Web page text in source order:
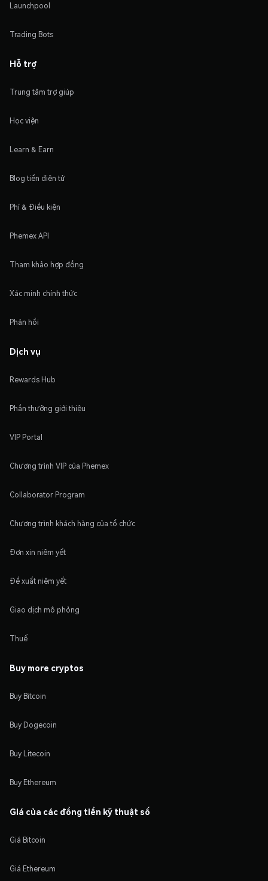
Launchpool
Trading Bots
Hỗ trợ
Trung tâm trợ giúp
Học viện
Learn & Earn
Blog tiền điện tử
Phí & Điều kiện
Phemex API
Tham khảo hợp đồng
Xác minh chính thức
Phản hồi
Dịch vụ
Rewards Hub
Phần thưởng giới thiệu
VIP Portal
Chương trình VIP của Phemex
Collaborator Program
Chương trình khách hàng của tổ chức
Đơn xin niêm yết
Đề xuất niêm yết
Giao dịch mô phỏng
Thuế
Buy more cryptos
Buy Bitcoin
Buy Dogecoin
Buy Litecoin
Buy Ethereum
Giá của các đồng tiền kỹ thuật số
Giá Bitcoin
Giá Ethereum